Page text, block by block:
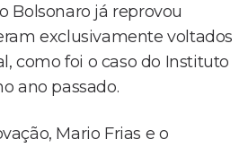
Bolsonaro já reprovou
exclusivamente voltados
como foi o caso do Instituto
ano passado.
Mario Frias e o